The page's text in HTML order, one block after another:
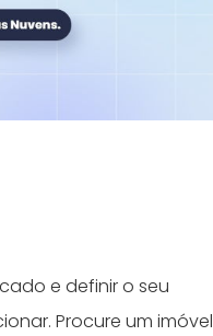
e definir o seu
Procure um imóvel